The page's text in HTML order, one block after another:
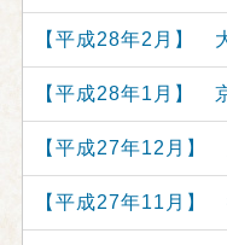
【平成28年2月】
【平成28年1月】
【平成27年12月
【平成27年11月